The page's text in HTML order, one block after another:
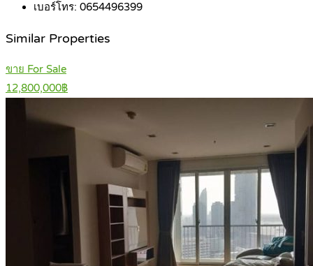
เบอร์โทร: 0654496399
Similar Properties
ขาย For Sale
12,800,000฿